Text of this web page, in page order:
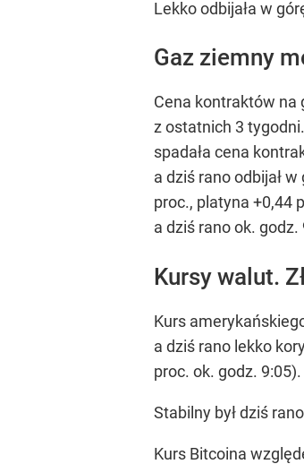
Lekko odbijała w
Gaz ziemny
Cena kontraktów na
z ostatnich 3
spadała cena
a dziś rano odbijał
proc., platyna +0,44
a dziś rano ok. godz.
Kursy walut.
Kurs
a dziś rano lekko
proc. ok. godz. 9:05).
Stabilny był dziś
Kurs Bitcoina